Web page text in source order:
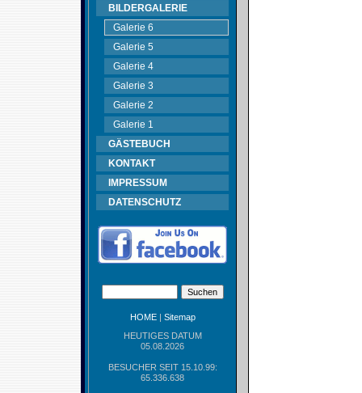
BILDERGALERIE
Galerie 6
Galerie 5
Galerie 4
Galerie 3
Galerie 2
Galerie 1
GÄSTEBUCH
KONTAKT
IMPRESSUM
DATENSCHUTZ
HOME| Sitemap
HEUTIGES DATUM
05.08.2026
BESUCHER SEIT 15.10.99:
65.336.638